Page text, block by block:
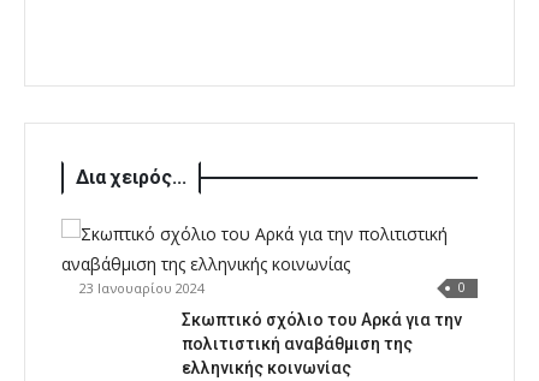
Δια χειρός...
23 Ιανουαρίου 2024 0
Σκωπτικό σχόλιο του Αρκά για την
πολιτιστική αναβάθμιση της
ελληνικής κοινωνίας